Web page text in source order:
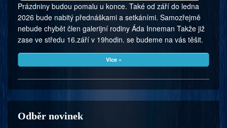
Prázdniny budou pomalu u konce. Také od září do ledna
2026 bude nabitý přednáškami a setkáními. Samozřejmě
nebude chybět člen galerijní rodiny Áda Inneman Takže již
zase ve středu 16.září v 19hodin. se budeme na vás těšit.
Více »
Odběr novinek